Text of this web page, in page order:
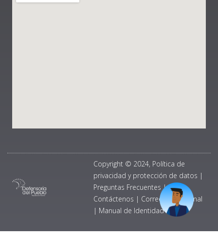
Copyright © 2024, Política de
privacidad y protección de datos |
Preguntas Frecuentes |
Contáctenos | Correo Institucional
| Manual de Identidad Visual